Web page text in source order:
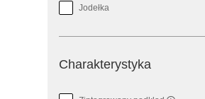
Jodełka
Charakterystyka